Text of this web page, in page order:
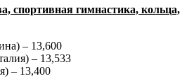
спортивная гимнастика, кольца,
– 13,600
– 13,533
– 13,400